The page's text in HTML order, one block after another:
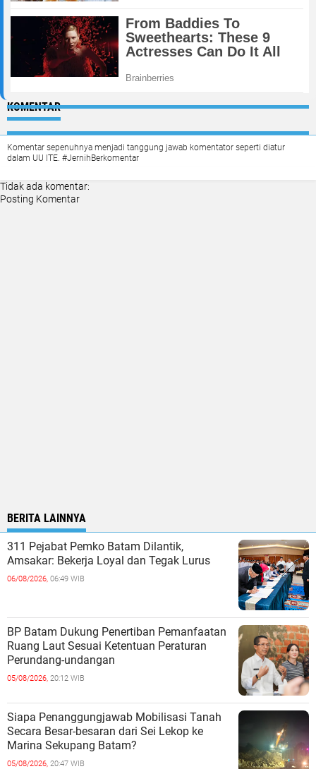
KOMENTAR
Komentar sepenuhnya menjadi tanggung jawab komentator seperti diatur
dalam UU ITE. #JernihBerkomentar
Tidak ada komentar:
Posting Komentar
BERITA LAINNYA
311 Pejabat Pemko Batam Dilantik,
Amsakar: Bekerja Loyal dan Tegak Lurus
06/08/2026, 06:49 WIB
BP Batam Dukung Penertiban Pemanfaatan
Ruang Laut Sesuai Ketentuan Peraturan
Perundang-undangan
05/08/2026, 20:12 WIB
Siapa Penanggungjawab Mobilisasi Tanah
Secara Besar-besaran dari Sei Lekop ke
Marina Sekupang Batam?
05/08/2026, 20:47 WIB